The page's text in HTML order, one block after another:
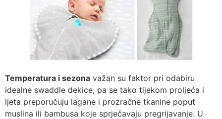
Temperatura i sezona važan su faktor pri odabiru
idealne swaddle dekice, pa se tako tijekom proljeća i
ljeta preporučuju lagane i prozračne tkanine poput
muslina ili bambusa koje sprječavaju pregrijavanje. U